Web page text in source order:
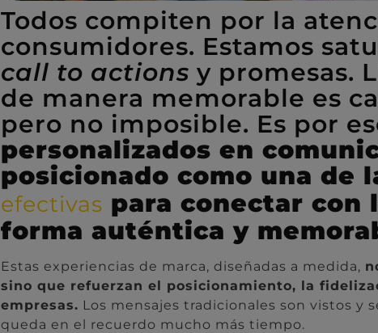
Todos compiten por la
consumidores. Estamos
call to actions y promesas.
de manera memorable es
pero no imposible. Es por
personalizados en
posicionado como una de
efectivas para conectar con
forma auténtica y
Estas experiencias de marca, diseñadas a medida,
sino que refuerzan el posicionamiento, la
empresas. Los mensajes tradicionales son vistos y
queda en el recuerdo mucho más tiempo.